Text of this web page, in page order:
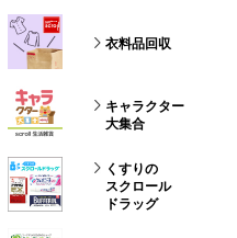
衣料品回収
キャラクター
大集合
くすりの
スクロール
ドラッグ